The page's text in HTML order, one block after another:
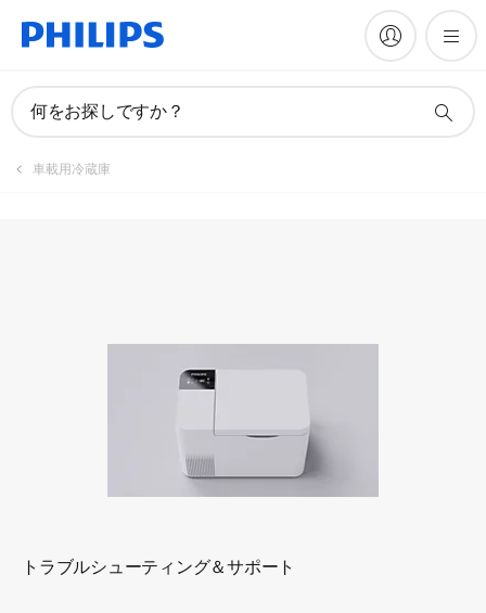
何をお探しですか？
車載用冷蔵庫
トラブルシューティング＆サポート
製品を登録